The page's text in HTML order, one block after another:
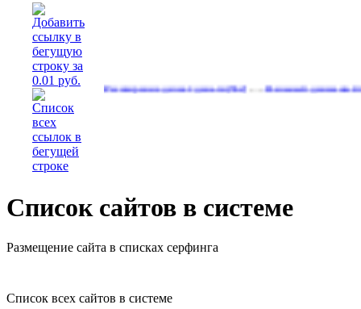
Расширение делает деньги(562)…Реальный денежный поток
Список сайтов в системе
Размещение сайта в списках серфинга
Список всех сайтов в системе